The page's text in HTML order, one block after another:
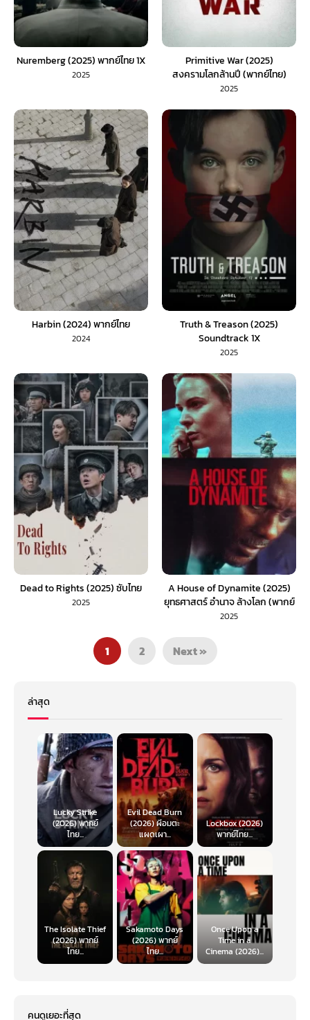
Nuremberg (2025) พากย์ไทย 1X
2025
Primitive War (2025)
สงครามโลกล้านปี (พากย์ไทย)
2025
Harbin (2024) พากย์ไทย
2024
Truth & Treason (2025)
Soundtrack 1X
2025
Dead to Rights (2025) ซับไทย
2025
A House of Dynamite (2025)
ยุทธศาสตร์ อำนาจ ล้างโลก (พากย์
ไทย)
2025
1 2 Next »
ล่าสุด
Lucky Strike
(2026) พากย์
ไทย...
Evil Dead Burn
(2026) ผีอมตะ
แผดเผา...
Lockbox (2026)
พากย์ไทย...
The Isolate Thief
(2026) พากย์
ไทย...
Sakamoto Days
(2026) พากย์
ไทย...
Once Upon a
Time in a
Cinema (2026)...
คนดูเยอะที่สุด